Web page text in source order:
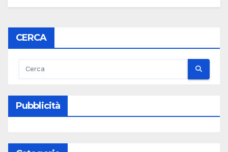
CERCA
Pubblicità